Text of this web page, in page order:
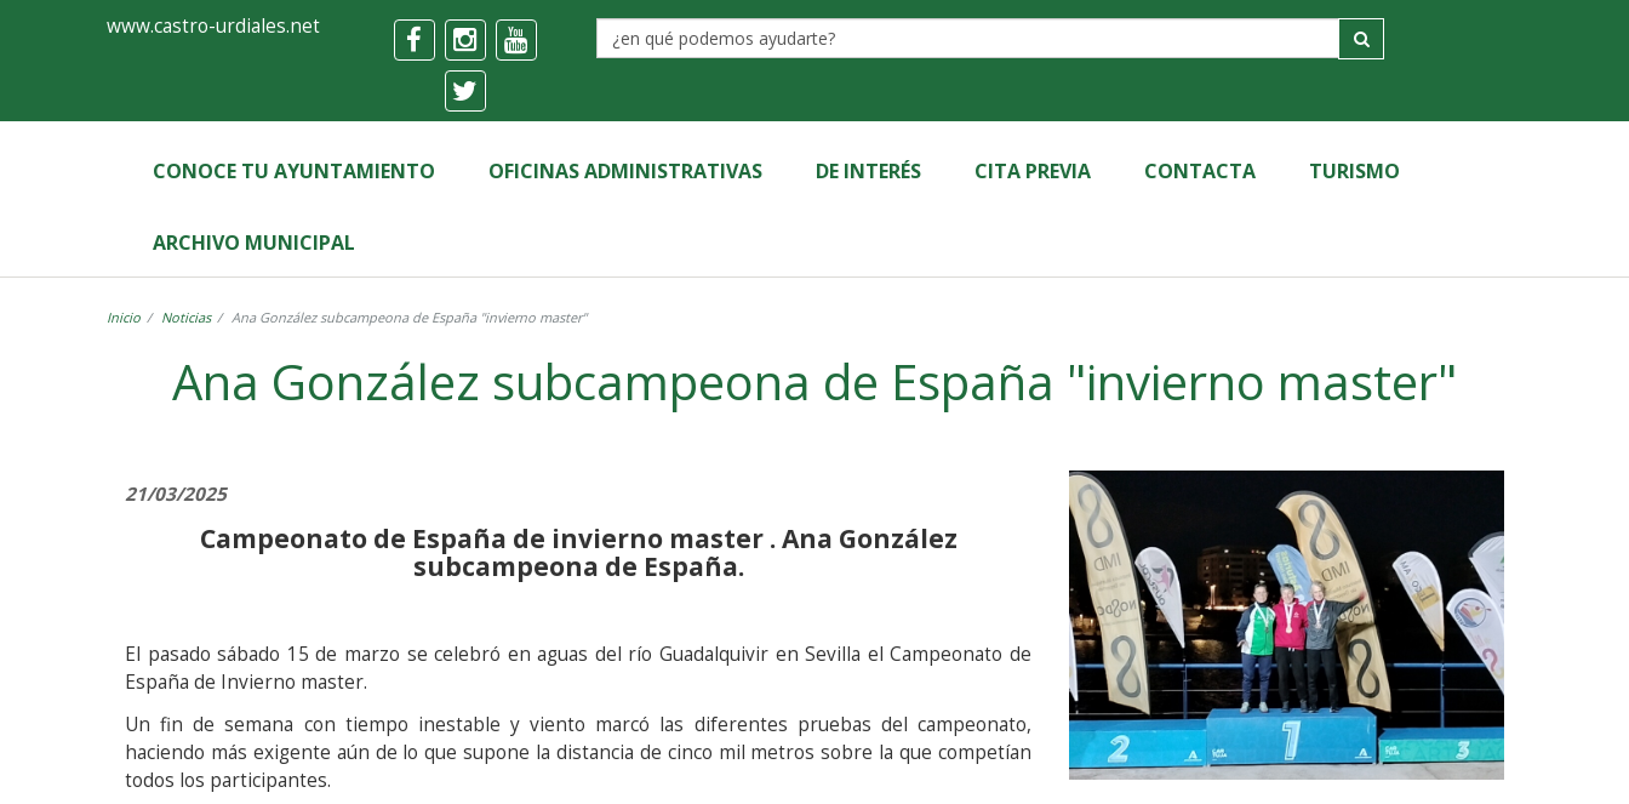
FormularioAyuntamiento
Castro-
Urdiales
www.castro-urdiales.net
CONOCE TU AYUNTAMIENTO OFICINAS ADMINISTRATIVAS DE INTERÉS CITA PREVIA CONTACTA TURISMO
ARCHIVO MUNICIPAL
Inicio Noticias Ana González subcampeona de España "invierno master"
Ana González subcampeona de España "invierno master"
21/03/2025
Campeonato de España de invierno master . Ana González
subcampeona de España.
El pasado sábado 15 de marzo se celebró en aguas del río Guadalquivir en Sevilla el Campeonato de
España de Invierno master.
Un fin de semana con tiempo inestable y viento marcó las diferentes pruebas del campeonato,
haciendo más exigente aún de lo que supone la distancia de cinco mil metros sobre la que competían
todos los participantes.